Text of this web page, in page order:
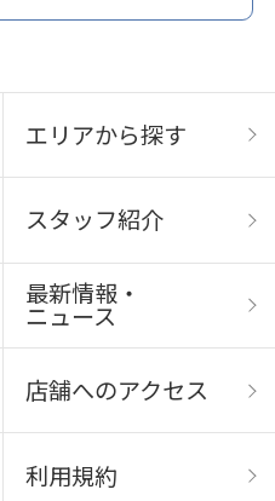
エリアから探す
スタッフ紹介
最新情報・
ニュース
店舗へのアクセス
利用規約